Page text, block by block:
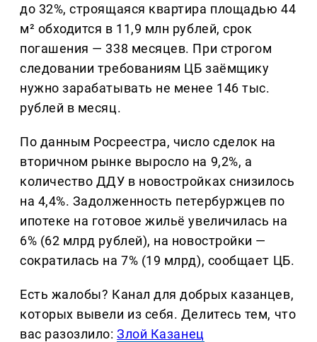
до 32%, строящаяся квартира площадью 44
м² обходится в 11,9 млн рублей, срок
погашения — 338 месяцев. При строгом
следовании требованиям ЦБ заёмщику
нужно зарабатывать не менее 146 тыс.
рублей в месяц.
По данным Росреестра, число сделок на
вторичном рынке выросло на 9,2%, а
количество ДДУ в новостройках снизилось
на 4,4%. Задолженность петербуржцев по
ипотеке на готовое жильё увеличилась на
6% (62 млрд рублей), на новостройки —
сократилась на 7% (19 млрд), сообщает ЦБ.
Есть жалобы? Канал для добрых казанцев,
которых вывели из себя. Делитеcь тем, что
вас разозлило:Злой Казанец